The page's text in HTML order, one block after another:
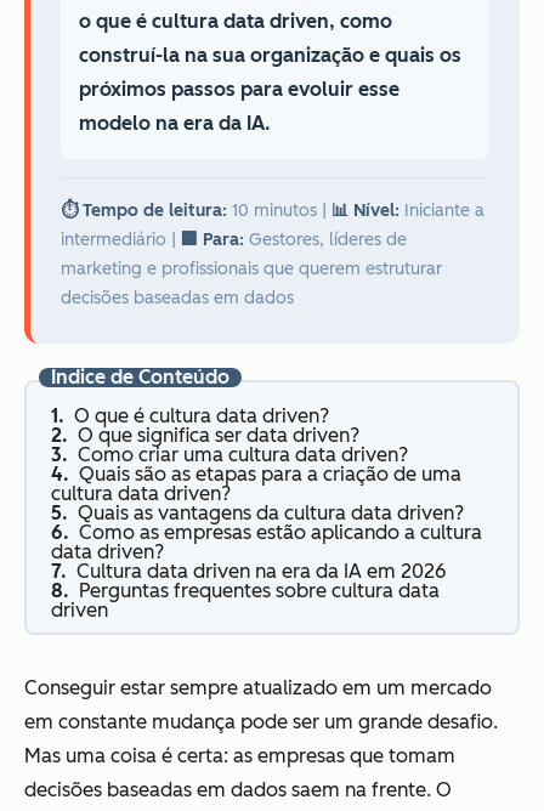
o que é cultura data driven, como
construí-la na sua organização e quais os
próximos passos para evoluir esse
modelo na era da IA.
⏱️ Tempo de leitura: 10 minutos 📊 Nível: Iniciante a
intermediário
🏢 Para: Gestores, líderes de
marketing e profissionais que querem estruturar
decisões baseadas em dados
Índice de Conteúdo
O que é cultura data driven?
O que significa ser data driven?
Como criar uma cultura data driven?
Quais são as etapas para a criação de uma
cultura data driven?
Quais as vantagens da cultura data driven?
Como as empresas estão aplicando a cultura
data driven?
Cultura data driven na era da IA em 2026
Perguntas frequentes sobre cultura data
driven
Conseguir estar sempre atualizado em um mercado
em constante mudança pode ser um grande desafio.
Mas uma coisa é certa: as empresas que tomam
decisões baseadas em dados saem na frente. O